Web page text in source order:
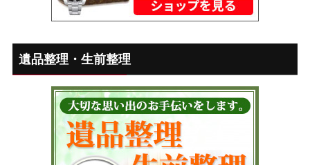
遺品整理・生前整理